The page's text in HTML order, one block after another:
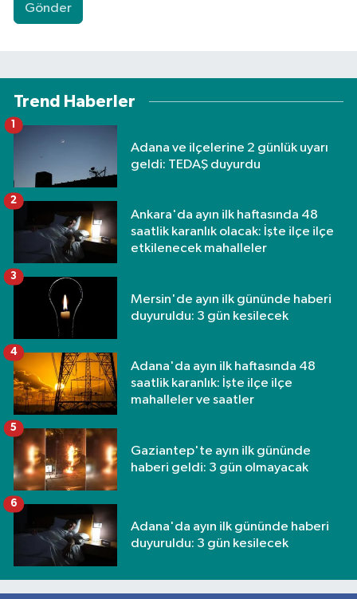
Gönder
Trend Haberler
Adana ve ilçelerine 2 günlük uyarı
geldi: TEDAŞ duyurdu
1
Ankara'da ayın ilk haftasında 48
saatlik karanlık olacak: İşte ilçe ilçe
etkilenecek mahalleler
2
Mersin'de ayın ilk gününde haberi
duyuruldu: 3 gün kesilecek
3
Adana'da ayın ilk haftasında 48
saatlik karanlık: İşte ilçe ilçe
mahalleler ve saatler
4
Gaziantep'te ayın ilk gününde
haberi geldi: 3 gün olmayacak
5
Adana'da ayın ilk gününde haberi
duyuruldu: 3 gün kesilecek
6